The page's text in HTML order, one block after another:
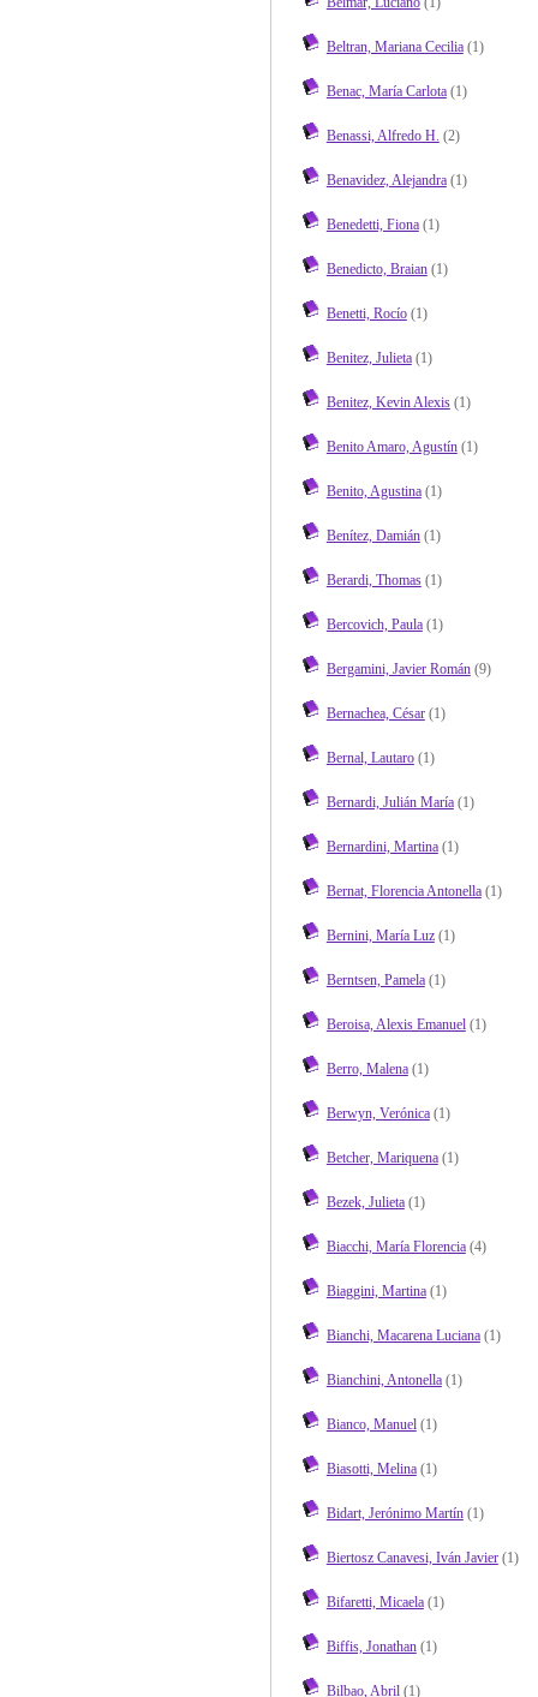
Beltran, Mariana Cecilia(1)
Benac, María Carlota(1)
Benassi, Alfredo H. (2)
Benavidez, Alejandra(1)
Benedetti, Fiona(1)
Benedicto, Braian(1)
Benetti, Rocío(1)
Benitez, Julieta(1)
Benitez, Kevin Alexis(1)
Benito Amaro, Agustín(1)
Benito, Agustina(1)
Benítez, Damián(1)
Berardi, Thomas(1)
Bercovich, Paula(1)
Bergamini, Javier Román(9)
Bernachea, César(1)
Bernal, Lautaro(1)
Bernardi, Julián María(1)
Bernardini, Martina(1)
Bernat, Florencia Antonella(1)
Bernini, María Luz(1)
Berntsen, Pamela(1)
Beroisa, Alexis Emanuel(1)
Berro, Malena(1)
Berwyn, Verónica(1)
Betcher, Mariquena(1)
Bezek, Julieta(1)
Biacchi, María Florencia(4)
Biaggini, Martina(1)
Bianchi, Macarena Luciana(1)
Bianchini, Antonella(1)
Bianco, Manuel(1)
Biasotti, Melina(1)
Bidart, Jerónimo Martín(1)
Biertosz Canavesi, Iván Javier(1)
Bifaretti, Micaela(1)
Biffis, Jonathan(1)
Bilbao, Abril(1)